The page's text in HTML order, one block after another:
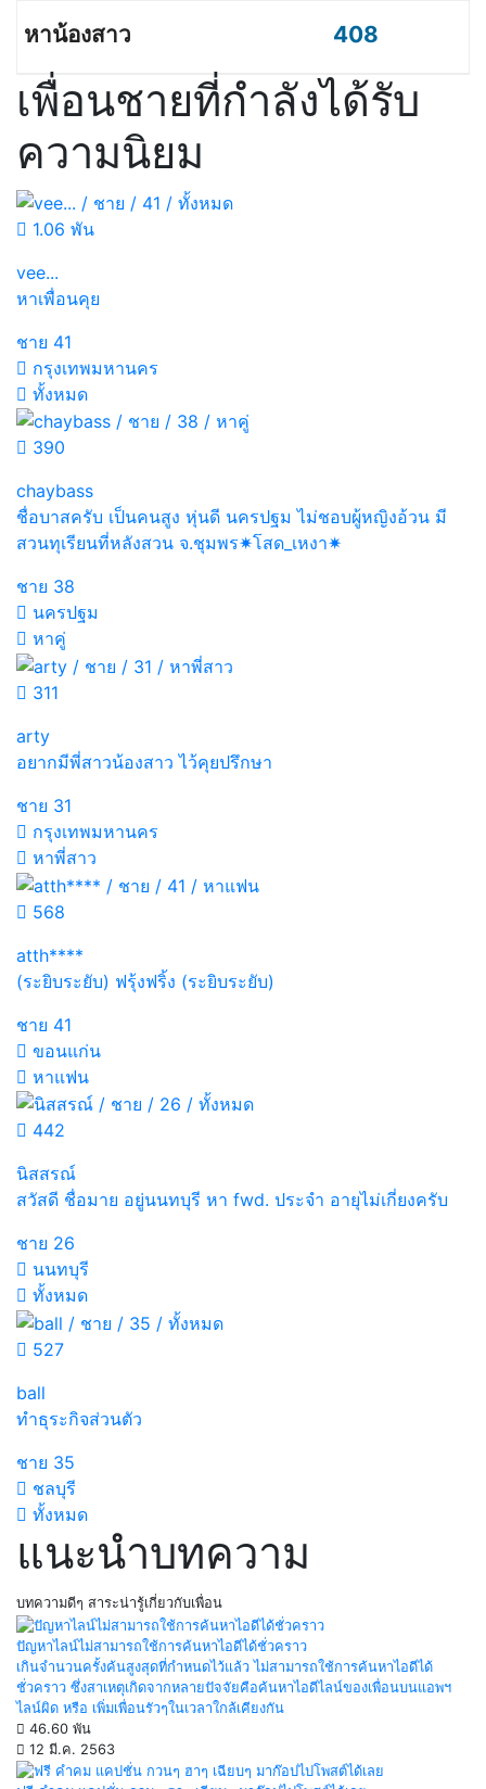
408
เพื่อนชายที่กำลังได้รับ
ความนิยม
1.06 พัน
vee...
หาเพื่อนคุย
ชาย 41
กรุงเทพมหานคร
ทั้งหมด
390
chaybass
ชื่อบาสครับ เป็นคนสูง หุ่นดี นครปฐม ไม่ชอบผู้หญิงอ้วน มี
สวนทุเรียนที่หลังสวน จ.ชุมพร✷โสด_เหงา✷
ชาย 38
นครปฐม
หาคู่
311
arty
อยากมีพี่สาวน้องสาว ไว้คุยปรึกษา
ชาย 31
กรุงเทพมหานคร
หาพี่สาว
568
atth****
(ระยิบระยับ) ฟรุ้งฟริ้ง (ระยิบระยับ)
ชาย 41
ขอนแก่น
หาแฟน
442
นิสสรณ์
สวัสดี ชื่อมาย อยู่นนทบุรี หา fwd. ประจำ อายุไม่เกี่ยงครับ
ชาย 26
นนทบุรี
ทั้งหมด
527
ball
ทำธุระกิจส่วนตัว
ชาย 35
ชลบุรี
ทั้งหมด
แนะนำบทความ
บทความดีๆ สาระน่ารู้เกี่ยวกับเพื่อน
ปัญหาไลน์ไม่สามารถใช้การค้นหาไอดีได้ชั่วคราว
เกินจำนวนครั้งค้นสูงสุดที่กำหนดไว้แล้ว ไม่สามารถใช้การค้นหาไอดีได้
ชั่วคราว ซึ่งสาเหตุเกิดจากหลายปัจจัยคือค้นหาไอดีไลน์ของเพื่อนบนแอพฯ
ไลน์ผิด หรือ เพิ่มเพื่อนรัวๆในเวลาใกล้เคียงกัน
46.60 พัน
12 มี.ค. 2563